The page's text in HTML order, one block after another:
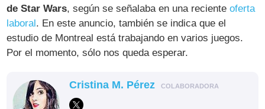
de Star Wars, según se señalaba en una recienteoferta
laboral. En este anuncio, también se indica que el
estudio de Montreal está trabajando en varios juegos.
Por el momento, sólo nos queda esperar.
Cristina M. Pérez COLABORADORA